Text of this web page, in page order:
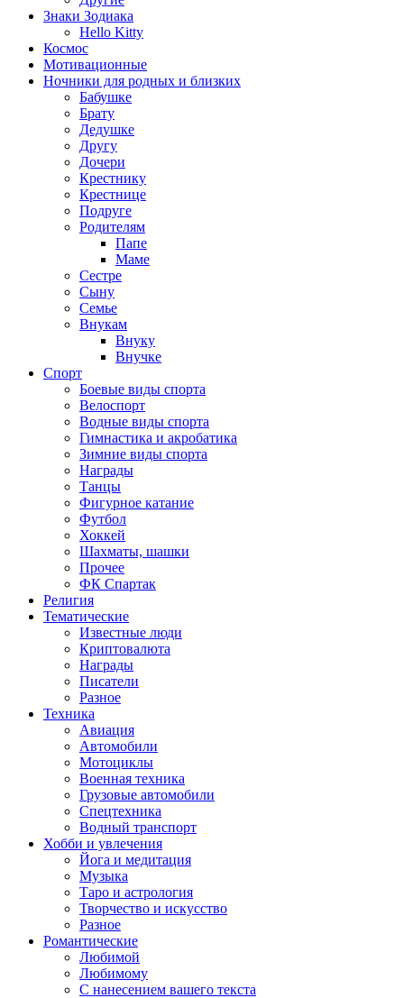
Знаки Зодиака
Hello Kitty
Космос
Мотивационные
Ночники для родных и близких
Бабушке
Брату
Дедушке
Другу
Дочери
Крестнику
Крестнице
Подруге
Родителям
Папе
Маме
Сестре
Сыну
Семье
Внукам
Внуку
Внучке
Спорт
Боевые виды спорта
Велоспорт
Водные виды спорта
Гимнастика и акробатика
Зимние виды спорта
Награды
Танцы
Фигурное катание
Футбол
Хоккей
Шахматы, шашки
Прочее
ФК Спартак
Религия
Тематические
Известные люди
Криптовалюта
Награды
Писатели
Разное
Техника
Авиация
Автомобили
Мотоциклы
Военная техника
Грузовые автомобили
Спецтехника
Водный транспорт
Хобби и увлечения
Йога и медитация
Музыка
Таро и астрология
Творчество и искусство
Разное
Романтические
Любимой
Любимому
С нанесением вашего текста